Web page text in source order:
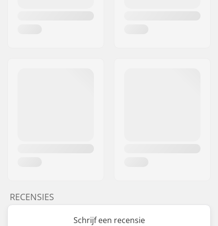
RECENSIES
Schrijf een recensie